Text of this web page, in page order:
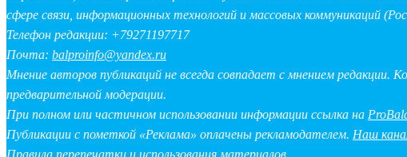
сфере связи, информационных технологий и массовых коммуникаций
Телефон редакции: +79271197717
Почта: balproinfo@yandex.ru
Мнение авторов публикаций не всегда совпадает с мнением редакции.
предварительной модерации.
При полном или частичном использовании информации ссылка на
Публикации с пометкой «Реклама» оплачены рекламодателем. Наш